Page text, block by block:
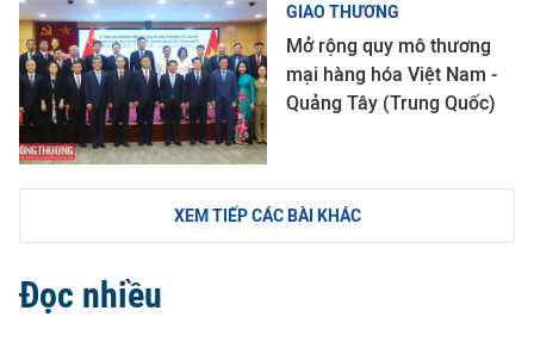
GIAO THƯƠNG
Mở rộng quy mô thương
mại hàng hóa Việt Nam -
Quảng Tây (Trung Quốc)
XEM TIẾP CÁC BÀI KHÁC
Đọc nhiều